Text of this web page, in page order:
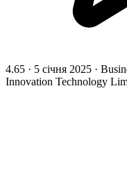
4.65 · 5 січня 2025 ·
Innovation Technology